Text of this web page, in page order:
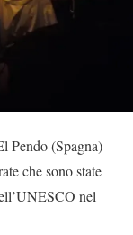
Pendo (Spagna)
che sono state
nel